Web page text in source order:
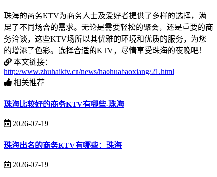
珠海的商务KTV为商务人士及爱好者提供了多样的选择，满
足了不同场合的需求。无论是需要轻松的聚会，还是重要的商
务洽谈，这些KTV场所以其优雅的环境和优质的服务，为您
的增添了色彩。选择合适的KTV，尽情享受珠海的夜晚吧！
本文链接：
http://www.zhuhaiktv.cn/news/haohuabaoxiang/21.html
相关推荐
珠海比较好的商务KTV有哪些-珠海
2026-07-19
珠海出名的商务KTV有哪些：珠海
2026-07-19